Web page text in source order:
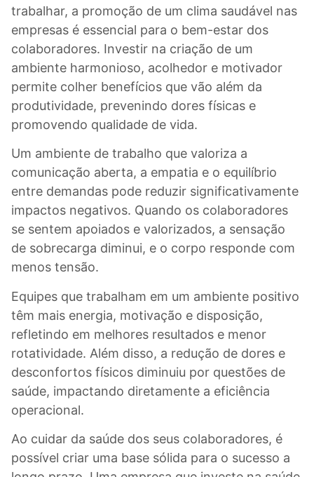
trabalhar, a promoção de um clima saudável nas
empresas é essencial para o bem-estar dos
colaboradores. Investir na criação de um
ambiente harmonioso, acolhedor e motivador
permite colher benefícios que vão além da
produtividade, prevenindo dores físicas e
promovendo qualidade de vida.
Um ambiente de trabalho que valoriza a
comunicação aberta, a empatia e o equilíbrio
entre demandas pode reduzir significativamente
impactos negativos. Quando os colaboradores
se sentem apoiados e valorizados, a sensação
de sobrecarga diminui, e o corpo responde com
menos tensão.
Equipes que trabalham em um ambiente positivo
têm mais energia, motivação e disposição,
refletindo em melhores resultados e menor
rotatividade. Além disso, a redução de dores e
desconfortos físicos diminuiu por questões de
saúde, impactando diretamente a eficiência
operacional.
Ao cuidar da saúde dos seus colaboradores, é
possível criar uma base sólida para o sucesso a